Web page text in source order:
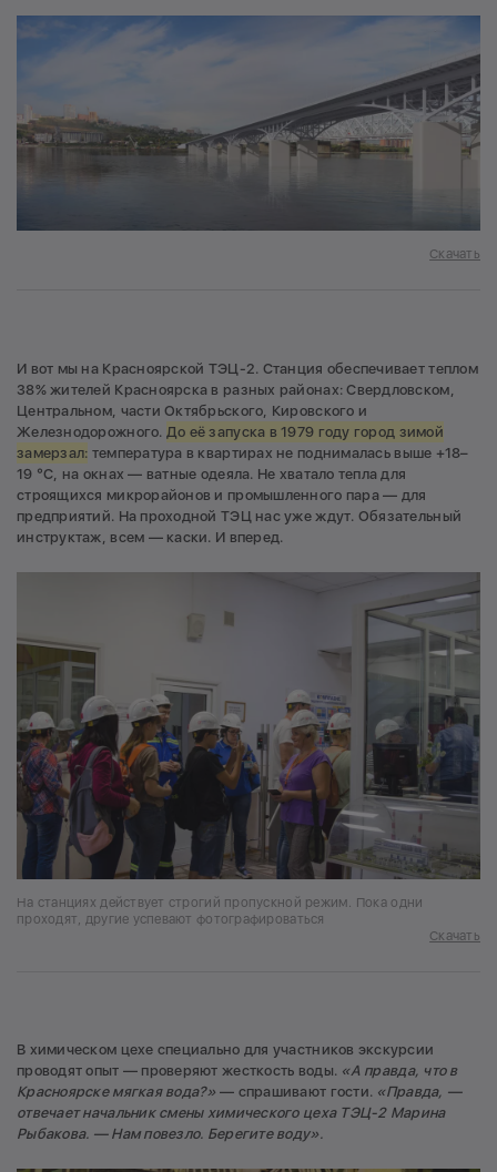
Скачать
И вот мы на Красноярской ТЭЦ-2. Станция обеспечивает теплом
38% жителей Красноярска в разных районах: Свердловском,
Центральном, части Октябрьского, Кировского и
Железнодорожного. До её запуска в 1979 году город зимой
замерзал: температура в квартирах не поднималась выше +18–
19 °С, на окнах — ватные одеяла. Не хватало тепла для
строящихся микрорайонов и промышленного пара — для
предприятий. На проходной ТЭЦ нас уже ждут. Обязательный
инструктаж, всем — каски. И вперед.
На станциях действует строгий пропускной режим. Пока одни
проходят, другие успевают фотографироваться
Скачать
В химическом цехе специально для участников экскурсии
проводят опыт — проверяют жесткость воды. «А правда, что в
Красноярске мягкая вода?» — спрашивают гости. «Правда, —
отвечает начальник смены химического цеха ТЭЦ-2 Марина
Рыбакова. —Нам повезло. Берегите воду».